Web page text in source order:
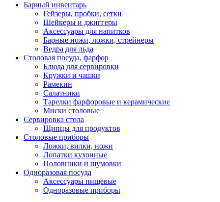
Барный инвентарь
Гейзеры, пробки, сетки
Шейкеры и джиггеры
Аксессуары для напитков
Барные ножи, ложки, стрейнеры
Ведра для льда
Столовая посуда, фарфор
Блюда для сервировки
Кружки и чашки
Рамекин
Салатники
Тарелки фарфоровые и керамические
Миски столовые
Сервировка стола
Щипцы для продуктов
Столовые приборы
Ложки, вилки, ножи
Лопатки кухонные
Половники и шумовки
Одноразовая посуда
Аксессуары пищевые
Одноразовые приборы